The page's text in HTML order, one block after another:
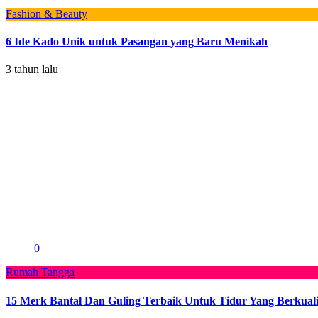
Fashion & Beauty
6 Ide Kado Unik untuk Pasangan yang Baru Menikah
3 tahun lalu
0
Rumah Tangga
15 Merk Bantal Dan Guling Terbaik Untuk Tidur Yang